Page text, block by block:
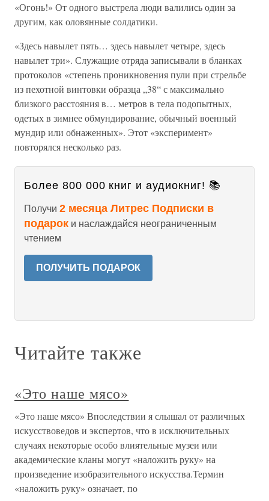
«Огонь!» От одного выстрела люди валились один за
другим, как оловянные солдатики.
«Здесь навылет пять… здесь навылет четыре, здесь
навылет три». Служащие отряда записывали в бланках
протоколов «степень проникновения пули при стрельбе
из пехотной винтовки образца „38“ с максимально
близкого расстояния в… метров в тела подопытных,
одетых в зимнее обмундирование, обычный военный
мундир или обнаженных». Этот «эксперимент»
повторялся несколько раз.
Более 800 000 книг и аудиокниг! 📚
Получи 2 месяца Литрес Подписки в
подарок и наслаждайся неограниченным
чтением
ПОЛУЧИТЬ ПОДАРОК
Читайте также
«Это наше мясо»
«Это наше мясо» Впоследствии я слышал от различных
искусствоведов и экспертов, что в исключительных
случаях некоторые особо влиятельные музеи или
академические кланы могут «наложить руку» на
произведение изобразительного искусства.Термин
«наложить руку» означает, по